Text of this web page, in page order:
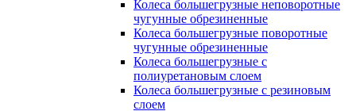
Колеса большегрузные неповоротные
чугунные обрезиненные
Колеса большегрузные поворотные
чугунные обрезиненные
Колеса большегрузные с
полиуретановым слоем
Колеса большегрузные с резиновым
слоем